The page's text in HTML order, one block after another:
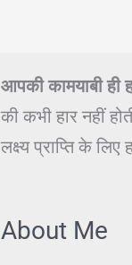
आपकी कामयाबी ही
की कभी हार नहीं
लक्ष्य प्राप्ति के लिए
About Me